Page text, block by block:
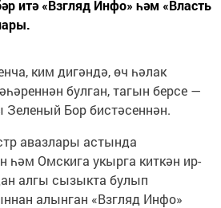
итә «Взгляд Инфо» һәм «Власть
ким дигәндә, өч һәлак
булган, тагын берсе —
Бор бистәсеннән.
авазлары астында
һәм Омскига укырга киткән ир-
алгы сызыкта булып
алынган «Взгляд Инфо»